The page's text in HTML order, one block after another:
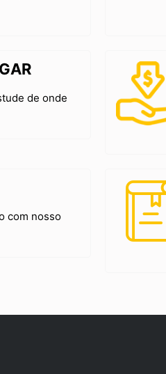
de onde
com nosso